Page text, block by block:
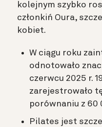
kolejnym szybko
członkiń Oura,
kobiet.
W ciągu roku
odnotowało
czerwcu 2025 r.
zarejestrowało
porównaniu z 60
Pilates jest